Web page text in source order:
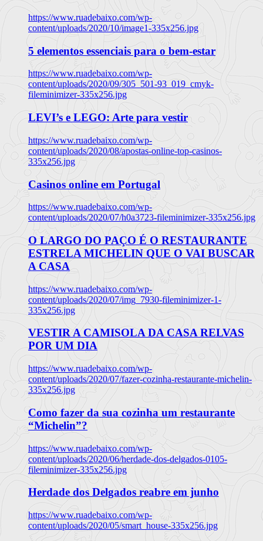
https://www.ruadebaixo.com/wp-
content/uploads/2020/10/image1-335x256.jpg
5 elementos essenciais para o bem-estar
https://www.ruadebaixo.com/wp-
content/uploads/2020/09/305_501-93_019_cmyk-
fileminimizer-335x256.jpg
LEVI’s e LEGO: Arte para vestir
https://www.ruadebaixo.com/wp-
content/uploads/2020/08/apostas-online-top-casinos-
335x256.jpg
Casinos online em Portugal
https://www.ruadebaixo.com/wp-
content/uploads/2020/07/h0a3723-fileminimizer-335x256.jpg
O LARGO DO PAÇO É O RESTAURANTE
ESTRELA MICHELIN QUE O VAI BUSCAR
A CASA
https://www.ruadebaixo.com/wp-
content/uploads/2020/07/img_7930-fileminimizer-1-
335x256.jpg
VESTIR A CAMISOLA DA CASA RELVAS
POR UM DIA
https://www.ruadebaixo.com/wp-
content/uploads/2020/07/fazer-cozinha-restaurante-michelin-
335x256.jpg
Como fazer da sua cozinha um restaurante
“Michelin”?
https://www.ruadebaixo.com/wp-
content/uploads/2020/06/herdade-dos-delgados-0105-
fileminimizer-335x256.jpg
Herdade dos Delgados reabre em junho
https://www.ruadebaixo.com/wp-
content/uploads/2020/05/smart_house-335x256.jpg